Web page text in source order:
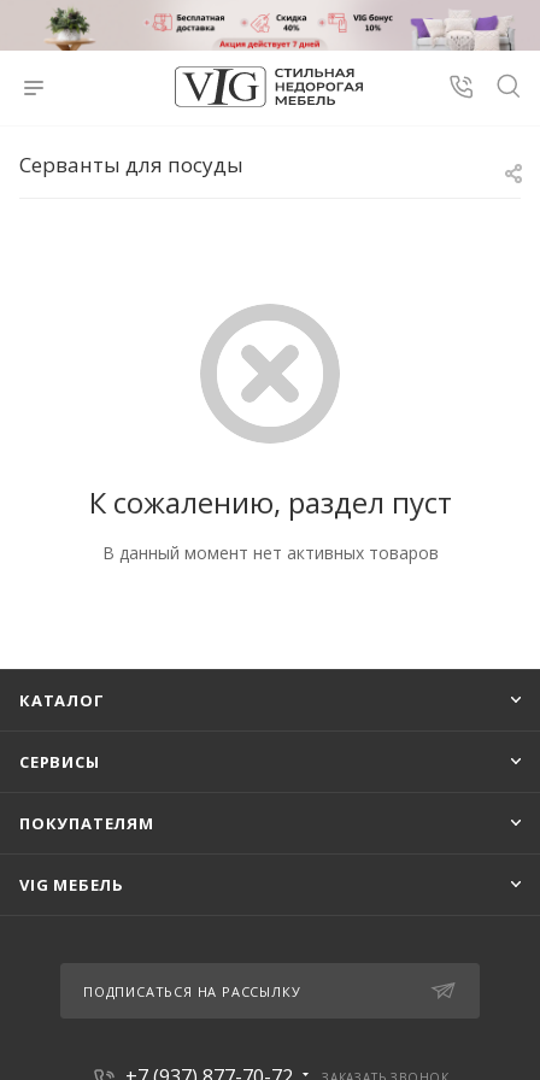
Серванты для посуды
К сожалению, раздел пуст
В данный момент нет активных товаров
КАТАЛОГ
СЕРВИСЫ
ПОКУПАТЕЛЯМ
VIG МЕБЕЛЬ
ПОДПИСАТЬСЯ НА РАССЫЛКУ